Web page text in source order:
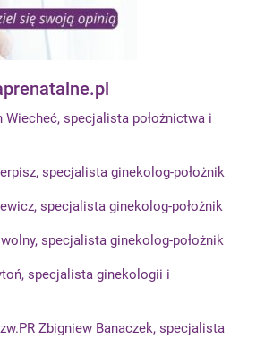
Wiecheć, specjalista położnictwa i
specjalista ginekolog-położnik
specjalista ginekolog-położnik
specjalista ginekolog-położnik
specjalista ginekologii i
Zbigniew Banaczek, specjalista